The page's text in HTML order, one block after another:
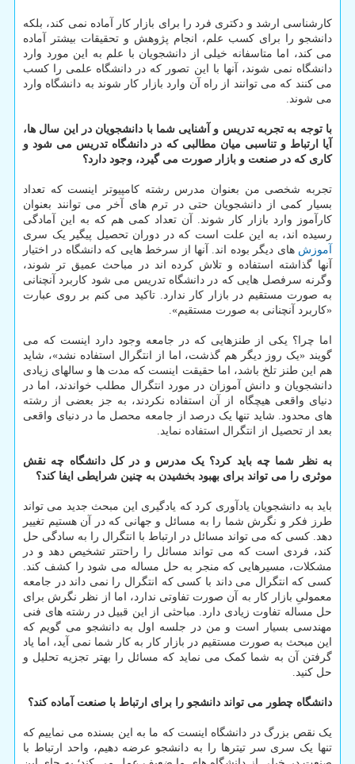
کارشناسی ارشد و دکتری فرد را برای بازار کار آماده نمی کند، بلکه
دانشجو را برای کسب علم، انجام پژوهش و تحقیقات بیشتر آماده
می کند، اما متاسفانه خیلی از دانشجویان با علم به این مورد وارد
دانشگاه نمی شوند، آنها با این تصور که در دانشگاه علمی را کسب
می کنند که می توانند از راه آن وارد بازار کار شوند به دانشگاه وارد
می شوند.
با توجه به تجربه تدریس و آشنایی شما با دانشجویان در این سال ها،
آیا ارتباط و تناسبی میان مطالبی که در دانشگاه تدریس می شود و
کاری که در صنعت و بازار صورت می گیرد، وجود دارد؟
تجربه شخصی من بعنوان مدرس رشته کامپیوتر اینست که تعداد
بسیار کمی از دانشجویان حتی در ترم های آخر می توانند بعنوان
کارآموز وارد بازار کار شوند. آن تعداد کمی هم که به این آمادگی
رسیده اند، به این علت است که در دوران تحصیل پیگیر یک سری
آموزش های دیگر بوده اند. آنها از سرخط هایی که دانشگاه در اختیار
آنها گذاشته استفاده و تلاش کرده اند در مباحث عمیق تر شوند،
وگرنه سرفصل هایی که در دانشگاه تدریس می شود کاربرد آنچنانی
به صورت مستقیم در بازار کار ندارد. تاکید می کنم بر روی عبارت
«کاربرد آنچنانی به صورت مستقیم».
اما چرا؟ یکی از طنزهایی که در جامعه وجود دارد اینست که می
گویند «یک روز دیگر هم گذشت، اما از انتگرال استفاده نشد»، شاید
هم این طنز تلخ باشد، اما حقیقت اینست که مدت ها و سالهای زیادی
دانشجویان و دانش آموزان در مورد انتگرال مطلب خواندند، اما در
دنیای واقعی هیچگاه از آن استفاده نکردند، به جز بعضی از رشته
های محدود. شاید تنها یک درصد از جامعه محصل ما در دنیای واقعی
بعد از تحصیل از انتگرال استفاده نماید.
به نظر شما چه باید کرد؟ یک مدرس و در کل دانشگاه چه نقش
موثری را می تواند برای بهبود بخشیدن به چنین شرایطی ایفا کند؟
باید به دانشجویان یادآوری کرد که یادگیری این مبحث جدید می تواند
طرز فکر و نگرش شما را به مسائل و جهانی که در آن هستیم تغییر
دهد. کسی که می تواند مسائل در ارتباط با انتگرال را به سادگی حل
کند، فردی است که می تواند مسائل را راحتتر تشخیص دهد و در
مشکلات، مسیرهایی که منجر به حل مساله می شود را کشف کند.
کسی که انتگرال می داند با کسی که انتگرال را نمی داند در جامعه
معمولیِ بازار کار به آن صورت تفاوتی ندارد، اما از نظر نگرش برای
حل مساله تفاوت زیادی دارد. مباحثی از این قبیل در رشته های فنی
مهندسی بسیار است و من در جلسه اول به دانشجو می گویم که
این مبحث به صورت مستقیم در بازار کار به کار شما نمی آید، اما یاد
گرفتن آن به شما کمک می نماید که مسائل را بهتر تجزیه تحلیل و
حل کنید.
دانشگاه چطور می تواند دانشجو را برای ارتباط با صنعت آماده کند؟
یک نقص بزرگ در دانشگاه اینست که ما به این بسنده می نماییم که
تنها یک سری سر تیترها را به دانشجو عرضه دهیم، واحد ارتباط با